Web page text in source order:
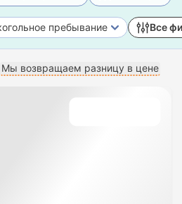
пребывание Все
Мы возвращаем разницу в цене